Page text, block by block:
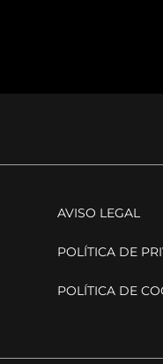
AVISO LEGAL
POLÍTICA DE
POLÍTICA DE